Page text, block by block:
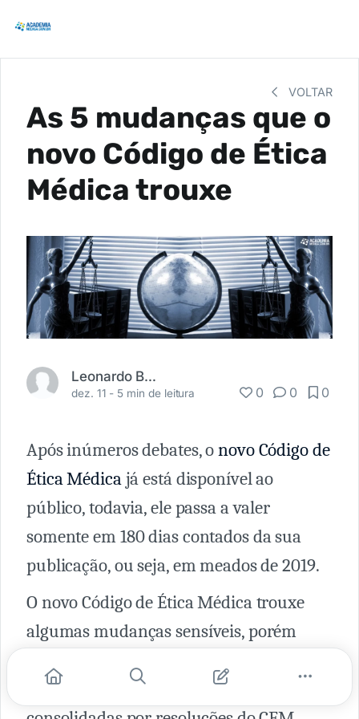
VOLTAR
As 5 mudanças que o
novo Código de Ética
Médica trouxe
Leonardo Batistella
dez. 11 - 5 min de leitura 0 0 0
Após inúmeros debates, onovo Código de
Ética Médicajá está disponível ao
público, todavia, ele passa a valer
somente em 180 dias contados da sua
publicação, ou seja, em meados de 2019.
O novo Código de Ética Médica trouxe
algumas mudanças sensíveis, porém
dessas mudanças já estavam